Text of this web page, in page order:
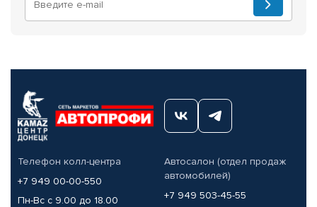
Телефон колл-центра
+7 949 00-00-550
Пн-Вс с 9.00 до 18.00
Автосалон (отдел продаж
автомобилей)
+7 949 503-45-55